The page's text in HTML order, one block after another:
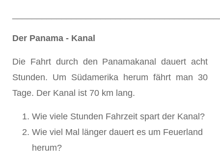
Der Panama - Kanal
Die Fahrt durch den Panamakanal dauert acht
Stunden. Um Südamerika herum fährt man 30
Tage. Der Kanal ist 70 km lang.
Wie viele Stunden Fahrzeit spart der Kanal?
Wie viel Mal länger dauert es um Feuerland
herum?